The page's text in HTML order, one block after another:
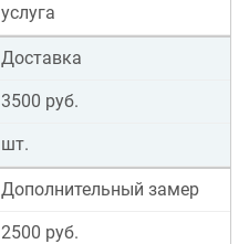
услуга
Доставка
3500 руб.
шт.
Дополнительный замер
2500 руб.